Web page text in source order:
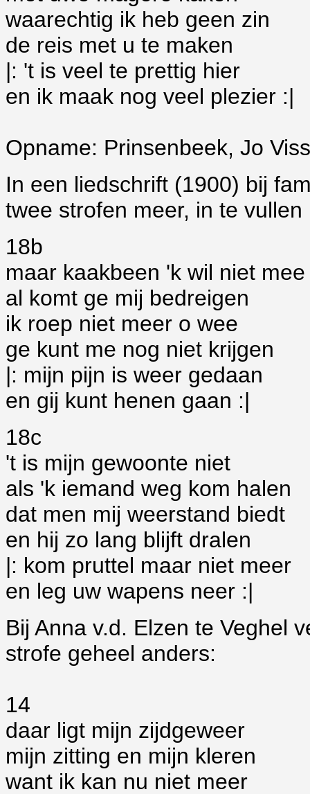
waarechtig ik heb geen zin
de reis met u te maken
|: 't is veel te prettig hier
en ik maak nog veel plezier :|
Opname: Prinsenbeek, Jo
In een liedschrift (1900) bij
twee strofen meer, in te
18b
maar kaakbeen 'k wil niet mee
al komt ge mij bedreigen
ik roep niet meer o wee
ge kunt me nog niet krijgen
|: mijn pijn is weer gedaan
en gij kunt henen gaan :|
18c
't is mijn gewoonte niet
als 'k iemand weg kom halen
dat men mij weerstand biedt
en hij zo lang blijft dralen
|: kom pruttel maar niet meer
en leg uw wapens neer :|
Bij Anna v.d. Elzen te Veghel
strofe geheel anders:
14
daar ligt mijn zijdgeweer
mijn zitting en mijn kleren
want ik kan nu niet meer